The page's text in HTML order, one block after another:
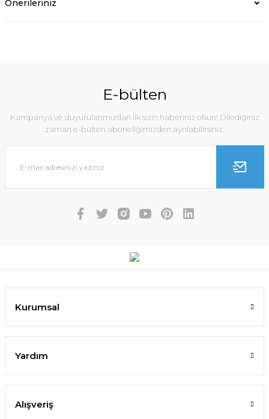
Önerileriniz
E-bülten
Kampanya ve duyurularımızdan ilk sizin haberiniz olsun! Dilediğiniz
zaman e-bülten aboneliğimizden ayrılabilirsiniz.
Kurumsal
Yardım
Alışveriş